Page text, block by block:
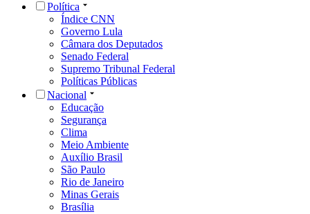
Política
Índice CNN
Governo Lula
Câmara dos Deputados
Senado Federal
Supremo Tribunal Federal
Políticas Públicas
Nacional
Educação
Segurança
Clima
Meio Ambiente
Auxílio Brasil
São Paulo
Rio de Janeiro
Minas Gerais
Brasília